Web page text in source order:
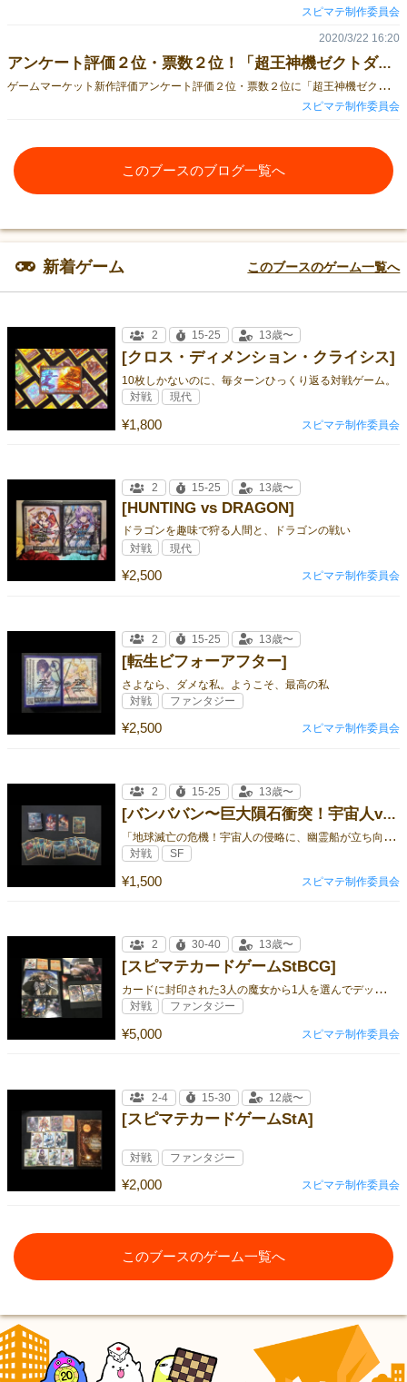
スピマテ制作委員会
アンケート評価２位・票数２位！「超王神機ゼクトダイン」！
ゲ
ームマーケット新作評価アンケート評価２位・票数２位に「超王神機ゼクトダイン」が入りました！4.56/16（投票数2位）でした。投票頂いた方々、ありがとうございます！新作評価アンケートGM2018大阪新作評価アンケート結果、1位は『ダンコロ』 - Table Games in the World
2020/3/22 16:20
スピマテ制作委員会
このブースのブログ一覧へ
新着ゲーム このブースのゲーム一覧へ
[クロス・ディメンション・クライシス]
10枚しかないのに、毎ターンひっくり返る対戦ゲーム。
¥1,800
2 15-25 13歳〜
対戦 現代
スピマテ制作委員会
[HUNTING vs DRAGON]
ドラゴンを趣味で狩る人間と、ドラゴンの戦い
¥2,500
2 15-25 13歳〜
対戦 現代
スピマテ制作委員会
[転生ビフォーアフター]
さよなら、ダメな私。ようこそ、最高の私
¥2,500
2 15-25 13歳〜
対戦 ファンタジー
スピマテ制作委員会
[バンババン〜巨大隕石衝突！宇宙人vs幽霊船〜]
「
地球滅亡の危機！宇宙人の侵略に、幽霊船が立ち向かう！『バンババン』で、壮絶な2人対戦を体験せよ！
¥1,500
2 15-25 13歳〜
対戦 SF
スピマテ制作委員会
[スピマテカードゲームStBCG]
カ
ードに封印された3人の魔女から1人を選んでデッキを構築します。
¥5,000
2 30-40 13歳〜
対戦 ファンタジー
スピマテ制作委員会
[スピマテカードゲームStA]
¥2,000
2-4 15-30 12歳〜
対戦 ファンタジー
スピマテ制作委員会
このブースのゲーム一覧へ